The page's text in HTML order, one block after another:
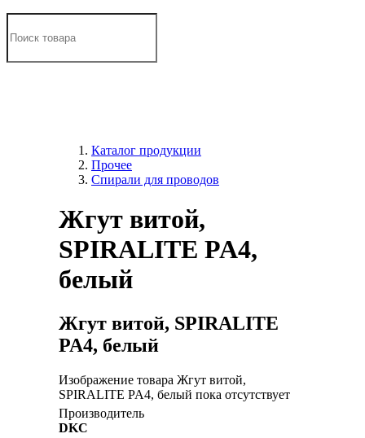
Каталог продукции
Прочее
Спирали для проводов
Жгут витой,
SPIRALITE PA4,
белый
Жгут витой, SPIRALITE
PA4, белый
Изображение товара Жгут витой,
SPIRALITE PA4, белый пока отсутствует
Производитель
DKC